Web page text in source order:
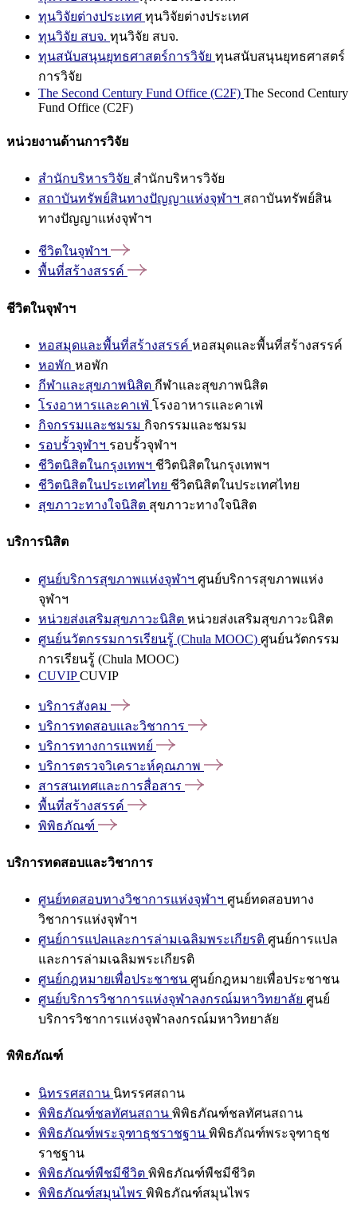
ทุนวิจัยต่างประเทศ ทุนวิจัยต่างประเทศ
ทุนวิจัย สบจ. ทุนวิจัย สบจ.
ทุนสนับสนุนยุทธศาสตร์การวิจัย ทุนสนับสนุนยุทธศาสตร์
การวิจัย
The Second Century Fund Office (C2F) The Second Century
Fund Office (C2F)
หน่วยงานด้านการวิจัย
สำนักบริหารวิจัย สำนักบริหารวิจัย
สถาบันทรัพย์สินทางปัญญาแห่งจุฬาฯ สถาบันทรัพย์สิน
ทางปัญญาแห่งจุฬาฯ
ชีวิตในจุฬาฯ
พื้นที่สร้างสรรค์
ชีวิตในจุฬาฯ
หอสมุดและพื้นที่สร้างสรรค์ หอสมุดและพื้นที่สร้างสรรค์
หอพัก หอพัก
กีฬาและสุขภาพนิสิต กีฬาและสุขภาพนิสิต
โรงอาหารและคาเฟ่ โรงอาหารและคาเฟ่
กิจกรรมและชมรม กิจกรรมและชมรม
รอบรั้วจุฬาฯ รอบรั้วจุฬาฯ
ชีวิตนิสิตในกรุงเทพฯ ชีวิตนิสิตในกรุงเทพฯ
ชีวิตนิสิตในประเทศไทย ชีวิตนิสิตในประเทศไทย
สุขภาวะทางใจนิสิต สุขภาวะทางใจนิสิต
บริการนิสิต
ศูนย์บริการสุขภาพแห่งจุฬาฯ ศูนย์บริการสุขภาพแห่ง
จุฬาฯ
หน่วยส่งเสริมสุขภาวะนิสิต หน่วยส่งเสริมสุขภาวะนิสิต
ศูนย์นวัตกรรมการเรียนรู้ (Chula MOOC) ศูนย์นวัตกรรม
การเรียนรู้ (Chula MOOC)
CUVIPCUVIP
บริการสังคม
บริการทดสอบและวิชาการ
บริการทางการแพทย์
บริการตรวจวิเคราะห์คุณภาพ
สารสนเทศและการสื่อสาร
พื้นที่สร้างสรรค์
พิพิธภัณฑ์
บริการทดสอบและวิชาการ
ศูนย์ทดสอบทางวิชาการแห่งจุฬาฯ ศูนย์ทดสอบทาง
วิชาการแห่งจุฬาฯ
ศูนย์การแปลและการล่ามเฉลิมพระเกียรติ ศูนย์การแปล
และการล่ามเฉลิมพระเกียรติ
ศูนย์กฎหมายเพื่อประชาชน ศูนย์กฎหมายเพื่อประชาชน
ศูนย์บริการวิชาการแห่งจุฬาลงกรณ์มหาวิทยาลัย ศูนย์
บริการวิชาการแห่งจุฬาลงกรณ์มหาวิทยาลัย
พิพิธภัณฑ์
นิทรรศสถาน นิทรรศสถาน
พิพิธภัณฑ์ชลทัศนสถาน พิพิธภัณฑ์ชลทัศนสถาน
พิพิธภัณฑ์พระจุฑาธุชราชฐาน พิพิธภัณฑ์พระจุฑาธุช
ราชฐาน
พิพิธภัณฑ์พืชมีชีวิต พิพิธภัณฑ์พืชมีชีวิต
พิพิธภัณฑ์สมุนไพร พิพิธภัณฑ์สมุนไพร